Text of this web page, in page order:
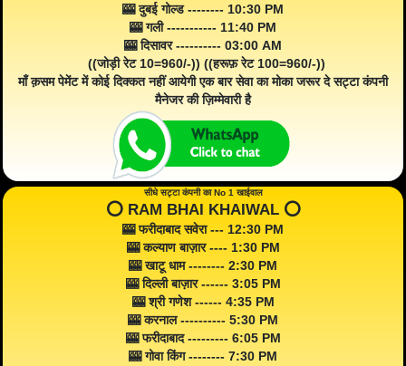
🎰 दुबई गोल्ड -------- 10:30 PM
🎰 गली ----------- 11:40 PM
🎰 दिसावर ---------- 03:00 AM
((जोड़ी रेट 10=960/-)) ((हरूफ़ रेट 100=960/-))
माँ क़सम पेमेंट में कोई दिक्कत नहीं आयेगी एक बार सेवा का मोका जरूर दे सट्टा कंपनी
मैनेजर की ज़िम्मेवारी है
सीधे सट्टा कंपनी का No 1 खाईवाल
⭕️ RAM BHAI KHAIWAL ⭕️
🎰 फरीदाबाद सवेरा --- 12:30 PM
🎰 कल्याण बाज़ार ---- 1:30 PM
🎰 खाटू धाम -------- 2:30 PM
🎰 दिल्ली बाज़ार ------ 3:05 PM
🎰 श्री गणेश ------ 4:35 PM
🎰 करनाल ---------- 5:30 PM
🎰 फरीदाबाद --------- 6:05 PM
🎰 गोवा किंग -------- 7:30 PM